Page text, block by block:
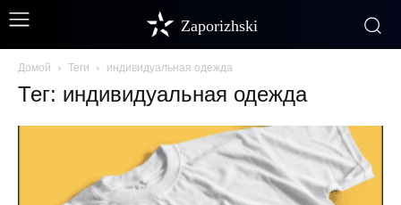
Zaporizhski
Домой Теги индивидуальная одежда
Тег: индивидуальная одежда